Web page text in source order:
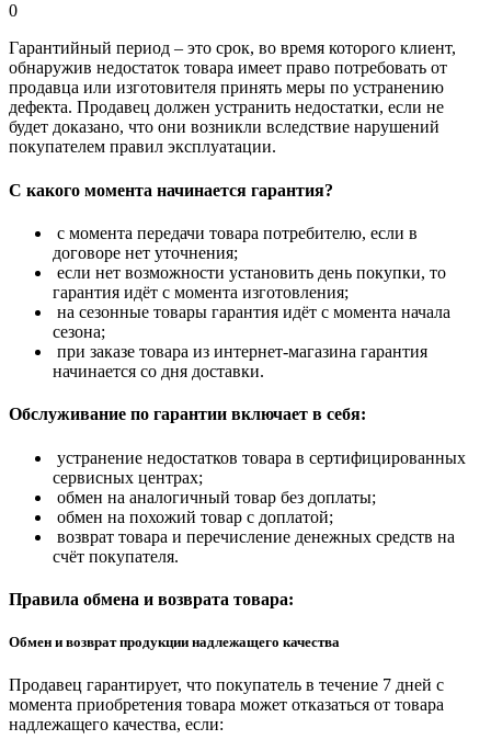
0
Гарантийный период – это срок, во время которого клиент,
обнаружив недостаток товара имеет право потребовать от
продавца или изготовителя принять меры по устранению
дефекта. Продавец должен устранить недостатки, если не
будет доказано, что они возникли вследствие нарушений
покупателем правил эксплуатации.
С какого момента начинается гарантия?
с момента передачи товара потребителю, если в
договоре нет уточнения;
если нет возможности установить день покупки, то
гарантия идёт с момента изготовления;
на сезонные товары гарантия идёт с момента начала
сезона;
при заказе товара из интернет-магазина гарантия
начинается со дня доставки.
Обслуживание по гарантии включает в себя:
устранение недостатков товара в сертифицированных
сервисных центрах;
обмен на аналогичный товар без доплаты;
обмен на похожий товар с доплатой;
возврат товара и перечисление денежных средств на
счёт покупателя.
Правила обмена и возврата товара:
Обмен и возврат продукции надлежащего качества
Продавец гарантирует, что покупатель в течение 7 дней с
момента приобретения товара может отказаться от товара
надлежащего качества, если: